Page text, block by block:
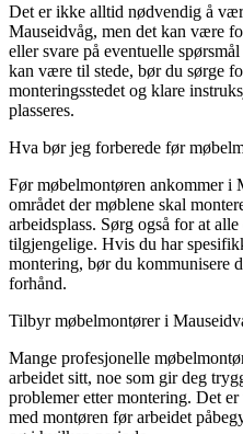
Det er ikke alltid nødvendig å
Mauseidvåg, men det kan være
eller svare på eventuelle
kan være til stede, bør du sørge
monteringsstedet og klare
plasseres.
Hva bør jeg forberede før
Før møbelmontøren ankommer i
området der møblene skal
arbeidsplass. Sørg også for at
tilgjengelige. Hvis du har
montering, bør du kommunisere
forhånd.
Tilbyr møbelmontører i
Mange profesjonelle
arbeidet sitt, noe som gir deg
problemer etter montering. Det
med montøren før arbeidet